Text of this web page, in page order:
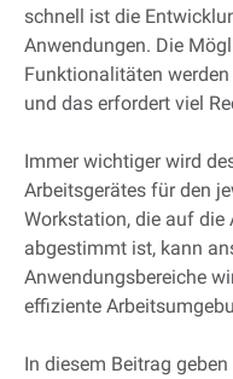
schnell ist die
Anwendungen. Die
Funktionalitäten
und das erfordert viel
Immer wichtiger wird
Arbeitsgerätes für den
Workstation, die auf die
abgestimmt ist, kann
Anwendungsbereiche
effiziente
In diesem Beitrag